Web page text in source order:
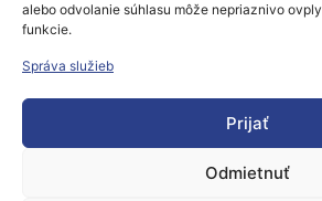
alebo odvolanie súhlasu môže nepriaznivo
funkcie.
Správa služieb
Prijať
Odmietnuť
prednáška pre študentov a
účasti prvého Slováka vo
a jeho kolegu zo spoločného
astronaut CNES a ESA). Toto
uskutoční v KulturParku/
v Košiciach (Kukučínova 2).